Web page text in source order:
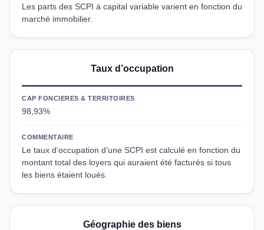
Les parts des SCPI à capital variable varient en fonction du
marché immobilier.
Taux d’occupation
CAP FONCIERES & TERRITOIRES
98,93%
COMMENTAIRE
Le taux d’occupation d’une SCPI est calculé en fonction du
montant total des loyers qui auraient été facturés si tous
les biens étaient loués.
Géographie des biens